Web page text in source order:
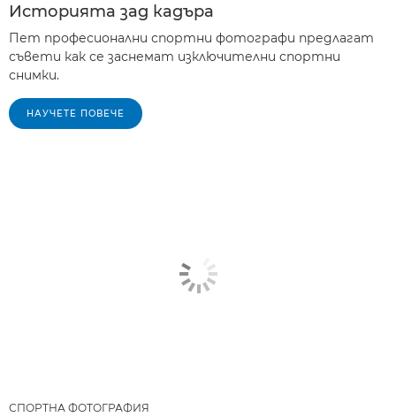
Историята зад кадъра
Пет професионални спортни фотографи предлагат
съвети как се заснемат изключителни спортни
снимки.
НАУЧЕТЕ ПОВЕЧЕ
СПОРТНА ФОТОГРАФИЯ